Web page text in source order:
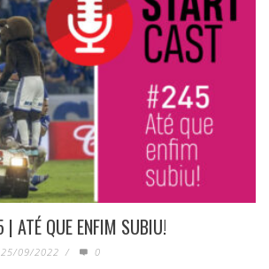
ATÉ QUE ENFIM SUBIU!
25/09/2022 / 0